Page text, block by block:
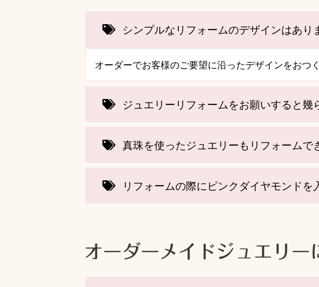
シンプルなリフォームのデザインはあり
オーダーでお客様のご要望に沿ったデザインをおつ
ジュエリーリフォームをお願いすると幾
真珠を使ったジュエリーもリフォームで
リフォームの際にピンクダイヤモンドを
オーダーメイドジュエリー